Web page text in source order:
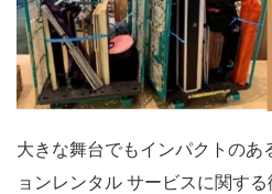
大きな舞台でもインパクトのあ
ョンレンタル サービスに関す